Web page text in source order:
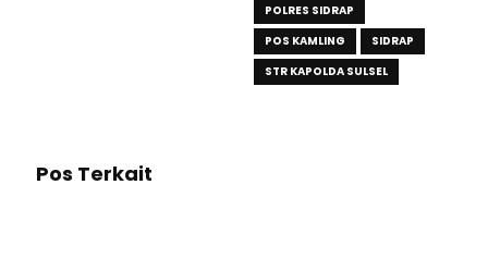
POLRES SIDRAP
POS KAMLING
SIDRAP
STR KAPOLDA SULSEL
Pos Terkait